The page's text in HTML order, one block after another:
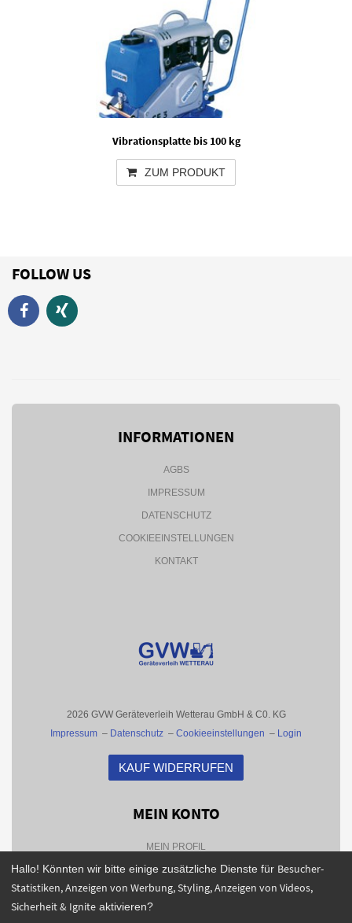
Vibrationsplatte bis 100 kg
ZUM PRODUKT
FOLLOW US
INFORMATIONEN
AGBS
IMPRESSUM
DATENSCHUTZ
COOKIEEINSTELLUNGEN
KONTAKT
2026 GVW Geräteverleih Wetterau GmbH & C0. KG
Impressum – Datenschutz – Cookieeinstellungen – Login
KAUF WIDERRUFEN
MEIN KONTO
MEIN PROFIL
BESTELLHISTORIE
FAQS
Hallo! Könnten wir bitte einige zusätzliche Dienste für Besucher-
Statistiken, Anzeigen von Werbung, Styling, Anzeigen von Videos,
Sicherheit & Ignite aktivieren?